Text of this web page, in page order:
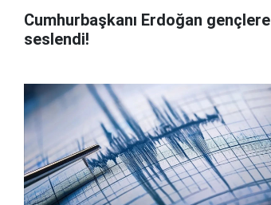
Cumhurbaşkanı Erdoğan gençlere
seslendi!